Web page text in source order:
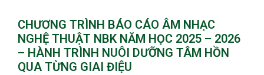
CHƯƠNG TRÌNH BÁO CÁO ÂM NHẠC
NGHỆ THUẬT NBK NĂM HỌC 2025 – 2026
– HÀNH TRÌNH NUÔI DƯỠNG TÂM HỒN
QUA TỪNG GIAI ĐIỆU